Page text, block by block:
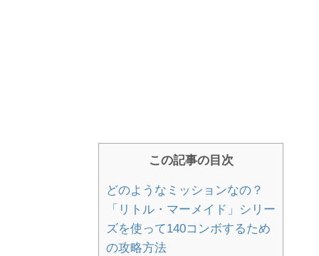
この記事の目次
どのようなミッションなの？
「リトル・マーメイド」シリー
ズを使って140コンボするため
の攻略方法